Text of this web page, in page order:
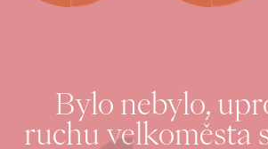
Bylo nebylo,
ruchu velkoměsta